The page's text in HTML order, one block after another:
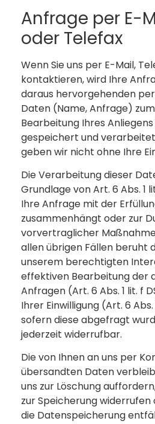
Anfrage per E-
oder Telefax
Wenn Sie uns per E-Mail,
kontaktieren, wird Ihre
daraus hervorgehenden
Daten (Name, Anfrage)
Bearbeitung Ihres Anliegens
gespeichert und
geben wir nicht ohne Ihre
Die Verarbeitung dieser
Grundlage von Art. 6 Abs. 1
Ihre Anfrage mit der
zusammenhängt oder zur
vorvertraglicher
allen übrigen Fällen beruht
unserem berechtigten
effektiven Bearbeitung der
Anfragen (Art. 6 Abs. 1 lit. f
Ihrer Einwilligung (Art. 6 Abs.
sofern diese abgefragt
jederzeit widerrufbar.
Die von Ihnen an uns per
übersandten Daten
uns zur Löschung
zur Speicherung
die Datenspeicherung